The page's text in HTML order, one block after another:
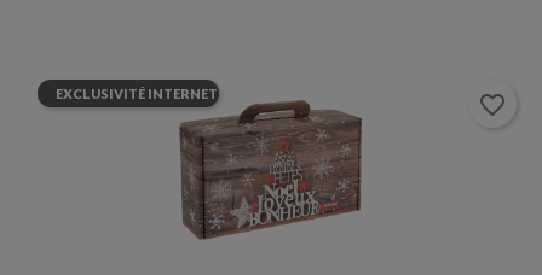
EXCLUSIVITÉ INTERNET favorite_border